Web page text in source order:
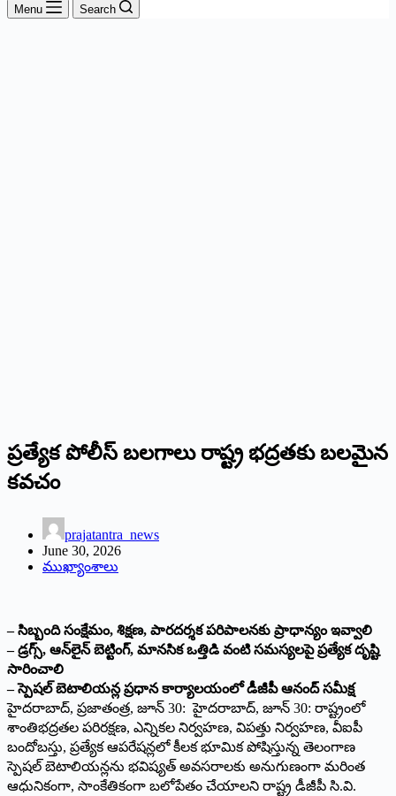
Menu Search
ప్రత్యేక పోలీస్ బలగాలు రాష్ట్ర భద్రతకు బలమైన
కవచం
prajatantra_news
June 30, 2026
ముఖ్యాంశాలు
– సిబ్బంది సంక్షేమం, శిక్షణ, పారదర్శక పరిపాలనకు ప్రాధాన్యం ఇవ్వాలి
– డ్రగ్స్, ఆన్‌లైన్ బెట్టింగ్, మానసిక ఒత్తిడి వంటి సమస్యలపై ప్రత్యేక దృష్టి
సారించాలి
– స్పెషల్ బెటాలియన్ల ప్రధాన కార్యాలయంలో డీజీపీ ఆనంద్ స‌మీక్ష
హైద‌రాబాద్‌, ప్ర‌జాతంత్ర‌, జూన్ 30: హైదరాబాద్, జూన్ 30: రాష్ట్రంలో
శాంతిభద్రతల పరిరక్షణ, ఎన్నికల నిర్వహణ, విపత్తు నిర్వహణ, వీఐపీ
బందోబస్తు, ప్రత్యేక ఆపరేషన్లలో కీలక భూమిక పోషిస్తున్న తెలంగాణ
స్పెషల్ బెటాలియన్లను భవిష్యత్ అవసరాలకు అనుగుణంగా మరింత
ఆధునికంగా, సాంకేతికంగా బలోపేతం చేయాలని రాష్ట్ర డీజీపీ సి.వి.